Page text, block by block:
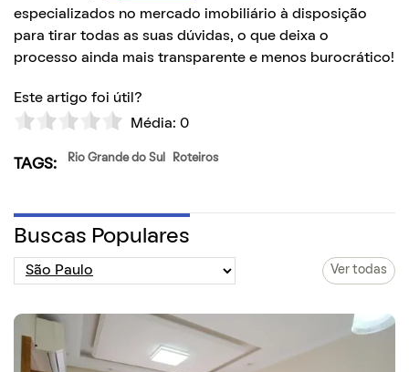
especializados no mercado imobiliário à disposição
para tirar todas as suas dúvidas, o que deixa o
processo ainda mais transparente e menos burocrático!
Este artigo foi útil?
Média: 0
TAGS: Rio Grande do Sul Roteiros
Buscas Populares
Ver todas